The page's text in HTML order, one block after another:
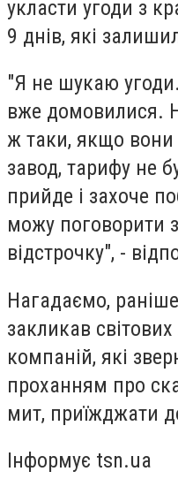
укласти угоди з
9 днів, які
"Я не шукаю
вже домовилися.
ж таки, якщо вони
завод, тарифу не
прийде і захоче
можу поговорити
відстрочку", -
Нагадаємо,
закликав світових
компаній, які
проханням про
мит, приїжджати
Інформує tsn.ua